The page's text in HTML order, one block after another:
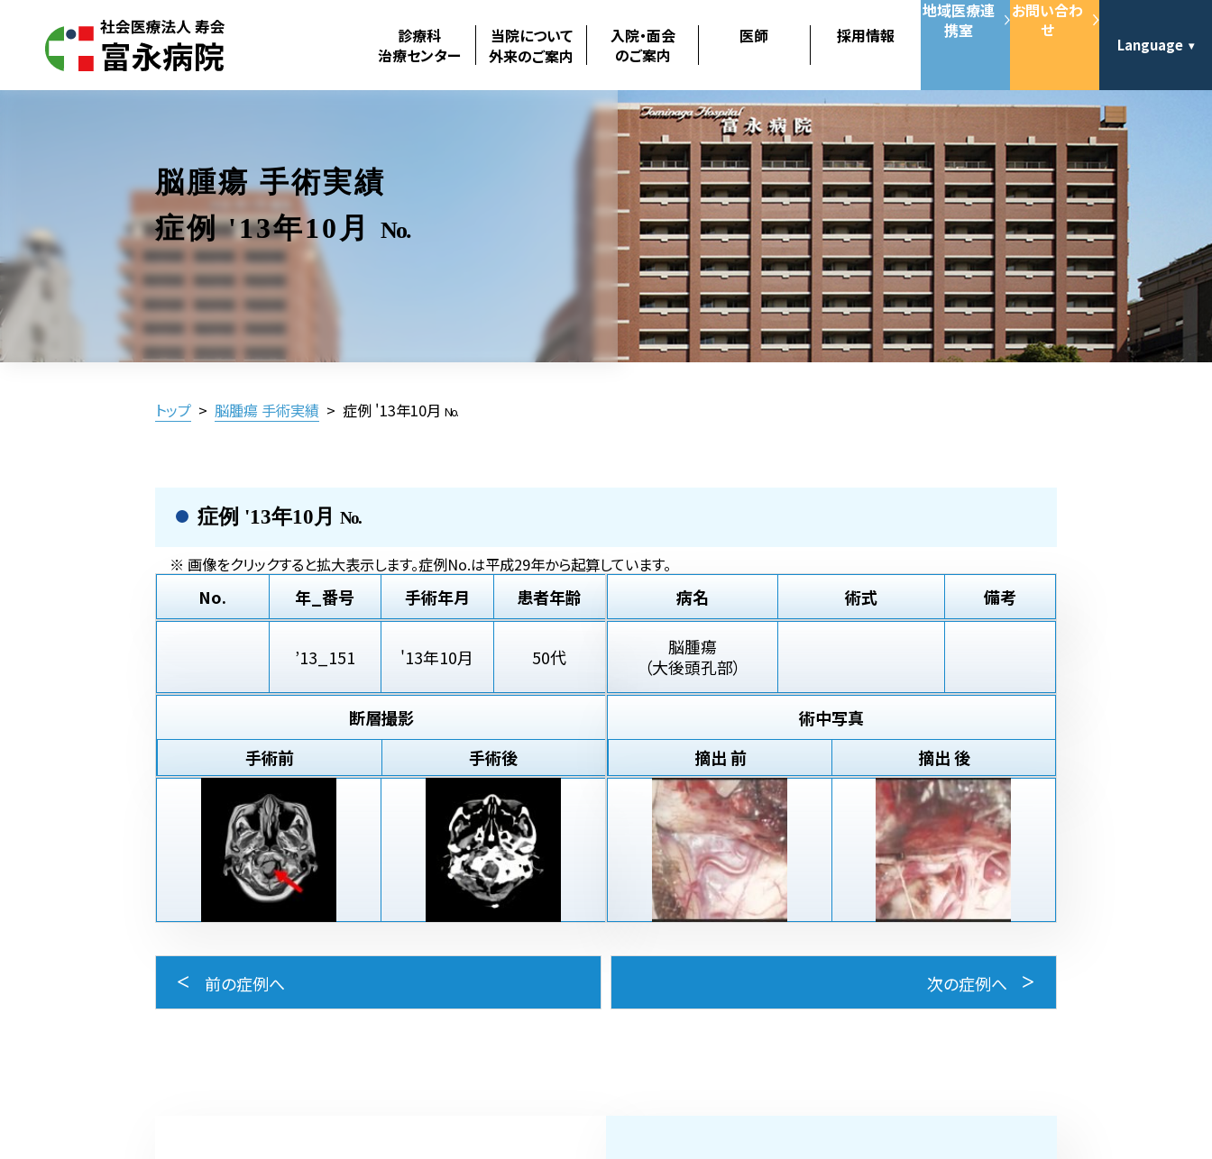
診療科
治療センター
当院について
外来のご案内
入院・面会
のご案内
医師 採用情報
地域医療連
携室
お問い合わ
せ
Language
脳腫瘍 手術実績
症例 '13年10月
No.
トップ > 脳腫瘍 手術実績 > 症例 '13年10月No.
症例 '13年10月 No.
※ 画像をクリックすると拡大表示します。症例No.は平成29年から起算しています。
No. 年_番号 手術年月 患者年齢
’13_151 '13年10月 50代
病名 術式 備考
脳腫瘍
（大後頭孔部）
断層撮影
手術前
手術後
術中写真
摘出 前
摘出 後
前の症例へ 次の症例へ